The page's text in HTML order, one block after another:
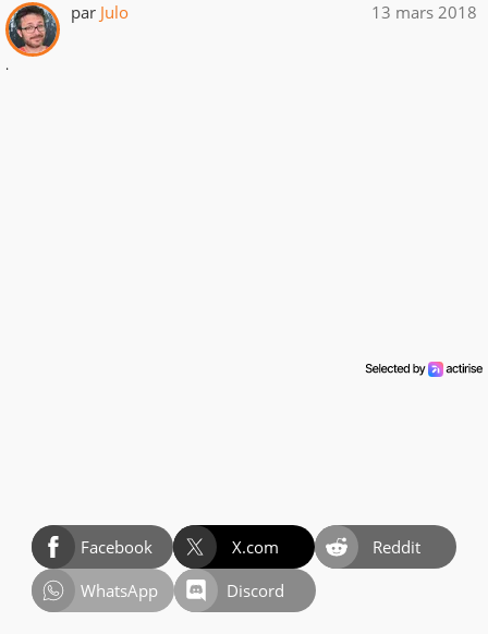
par Julo 13 mars 2018
.
Facebook X.com
Reddit
WhatsApp
Discord